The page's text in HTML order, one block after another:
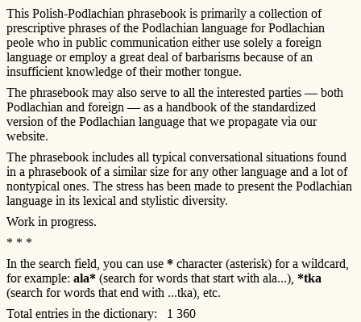
This Polish-Podlachian phrasebook is primarily a collection of
prescriptive phrases of the Podlachian language for Podlachian
peole who in public communication either use solely a foreign
language or employ a great deal of barbarisms because of an
insufficient knowledge of their mother tongue.
The phrasebook may also serve to all the interested parties — both
Podlachian and foreign — as a handbook of the standardized
version of the Podlachian language that we propagate via our
website.
The phrasebook includes all typical conversational situations found
in a phrasebook of a similar size for any other language and a lot of
nontypical ones. The stress has been made to present the Podlachian
language in its lexical and stylistic diversity.
Work in progress.
* * *
In the search field, you can use * character (asterisk) for a wildcard,
for example: ala* (search for words that start with ala...), *tka
(search for words that end with ...tka), etc.
Total entries in the dictionary: 1 360